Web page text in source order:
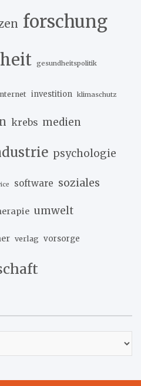
forschung
gesundheitspolitik
investition klimaschutz
krebs medien
psychologie
software soziales
umwelt
verlag vorsorge